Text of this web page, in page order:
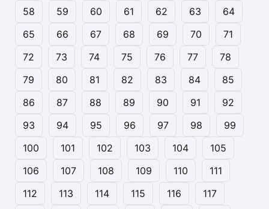
58
59 60 61 62 63
64
65
66 67 68 69 70
71
72
73 74 75 76 77
78
79
80 81 82 83 84
85
86
87 88 89 90 91
92
93
94 95 96 97 98
99
100
101 102 103 104
105
106
107 108 109 110
111
112
113 114 115 116
117